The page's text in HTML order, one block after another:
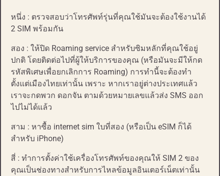
หนึ่ง : ตรวจสอบว่าโทรศัพท์รุ่นที่คุณใช้มันจะต้องใช้งานได้
2 SIM พร้อมกัน
สอง : ให้ปิด Roaming service สำหรับซิมหลักที่คุณใช้อยู่
ปกติ โดยติดต่อไปที่ผู้ให้บริการของคุณ​ (หรือมันจะมีให้กด
รหัสพิเศษเพื่อยกเลิกการ Roaming) การทำนี้จะต้องทำ
ตั้งแต่เมืองไทยเท่านั้น เพราะ หากเราอยู่ต่างประเทศแล้ว
เราจะกดพวก ดอกจัน ตามด้วยหมายเลขแล้วส่ง SMS ออก
ไปไม่ได้แล้ว
สาม : หาซื้อ internet sim ใบที่สอง (หรือเป็น eSIM ก็ได้
สำหรับ iPhone)
สี่ : ทำการตั้งค่าใช้เครื่องโทรศัพท์ของคุณให้ SIM 2 ของ
คุณเป็นช่องทางสำหรับการไหลข้อมูลอินเตอร์เน็ตเท่านั้น